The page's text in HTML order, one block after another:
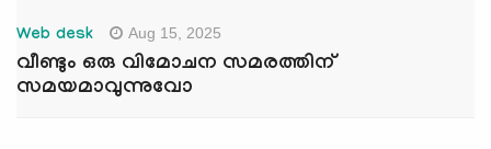
Web desk Aug 15, 2025
വീണ്ടും ഒരു വിമോചന സമരത്തിന്
സമയമാവുന്നുവോ